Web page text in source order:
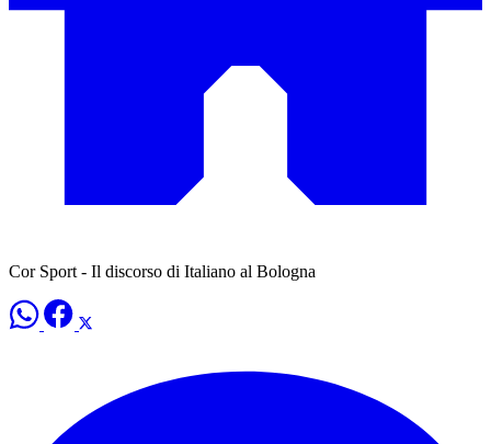
Cor Sport - Il discorso di Italiano al Bologna